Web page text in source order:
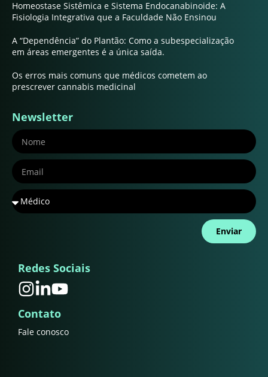
Homeostase Sistêmica e Sistema Endocanabinoide: A
Fisiologia Integrativa que a Faculdade Não Ensinou
A “Dependência” do Plantão: Como a subespecialização
em áreas emergentes é a única saída.
Os erros mais comuns que médicos cometem ao
prescrever cannabis medicinal
Newsletter
Enviar
Redes Sociais
Contato
Fale conosco